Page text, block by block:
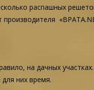
распашных
производителя
на дачных
них время.